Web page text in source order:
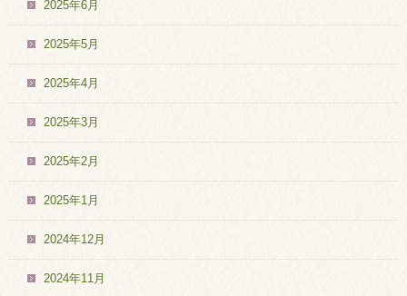
2025年6月
2025年5月
2025年4月
2025年3月
2025年2月
2025年1月
2024年12月
2024年11月